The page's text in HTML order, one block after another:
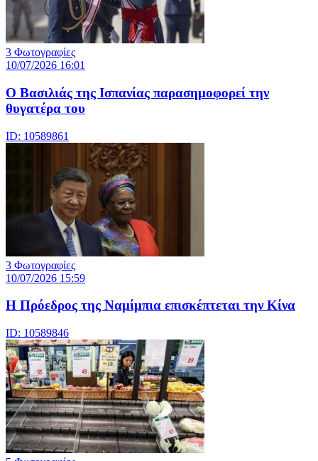
3 Φωτογραφίες
10/07/2026 16:01
Ο Βασιλιάς της Ισπανίας παρασημοφορεί την
θυγατέρα του
ID: 10589861
3 Φωτογραφίες
10/07/2026 15:59
Η Πρόεδρος της Ναμίμπια επισκέπτεται την Κίνα
ID: 10589846